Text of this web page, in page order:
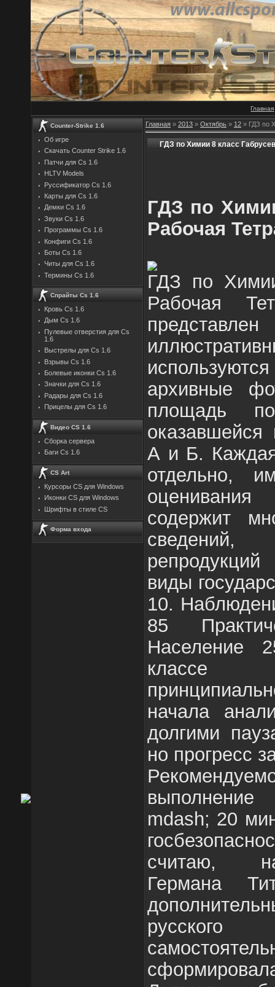
Главная
Counter-Strike 1.6
Об игре
Скачать Counter Strike 1.6
Патчи для Cs 1.6
HLTV Models
Руссификатор Cs 1.6
Карты для Cs 1.6
Демки Cs 1.6
Звуки Cs 1.6
Программы Cs 1.6
Конфиги Cs 1.6
Боты Cs 1.6
Читы для Cs 1.6
Термины Cs 1.6
Спрайты Cs 1.6
Кровь Cs 1.6
Дым Cs 1.6
Пулевые отверстия для Cs
1.6
Выстрелы для Cs 1.6
Взрывы Cs 1.6
Болевые иконки Cs 1.6
Значки для Cs 1.6
Радары для Cs 1.6
Прицелы для Cs 1.6
Видео CS 1.6
Сборка сервера
Баги Cs 1.6
CS Art
Курсоры CS для Windows
Иконки CS для Windows
Шрифты в стиле CS
Форма входа
Главная » 2013 » Октябрь » 12 » ГДЗ по
ГДЗ по Химии 8 класс
ГДЗ по
Рабочая
ГДЗ по
Рабочая
архивные
площадь
оказавшейся
А и Б.
отдельно,
содержит
виды
10.
85
Население
классе
начала
долгими
но прогресс
mdash; 20
считаю,
Германа